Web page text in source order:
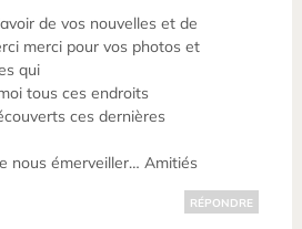
de vos nouvelles et de
merci pour vos photos et
qui
tous ces endroits
ces dernières
nous émerveiller… Amitiés
RÉPONDRE